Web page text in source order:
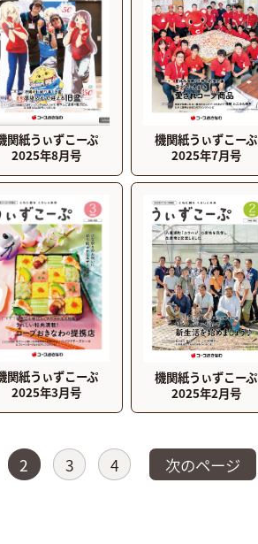
関紙うぃずこーぷ
2025年8月号
機関紙うぃずこーぷ
2025年7月号
関紙うぃずこーぷ
2025年3月号
機関紙うぃずこーぷ
2025年2月号
2 3 4 次のページ